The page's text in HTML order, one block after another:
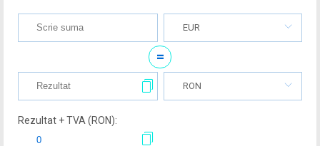
EUR
=
RON
Rezultat + TVA (RON):